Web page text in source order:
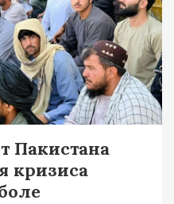
Пакистана
кризиса